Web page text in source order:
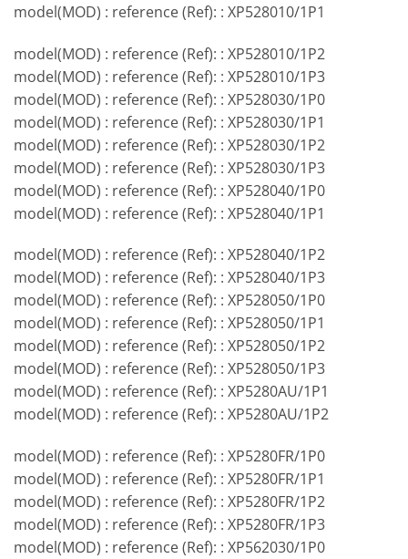
model(MOD) : reference (Ref): : XP528010/1P1
model(MOD) : reference (Ref): : XP528010/1P2
model(MOD) : reference (Ref): : XP528010/1P3
model(MOD) : reference (Ref): : XP528030/1P0
model(MOD) : reference (Ref): : XP528030/1P1
model(MOD) : reference (Ref): : XP528030/1P2
model(MOD) : reference (Ref): : XP528030/1P3
model(MOD) : reference (Ref): : XP528040/1P0
model(MOD) : reference (Ref): : XP528040/1P1
model(MOD) : reference (Ref): : XP528040/1P2
model(MOD) : reference (Ref): : XP528040/1P3
model(MOD) : reference (Ref): : XP528050/1P0
model(MOD) : reference (Ref): : XP528050/1P1
model(MOD) : reference (Ref): : XP528050/1P2
model(MOD) : reference (Ref): : XP528050/1P3
model(MOD) : reference (Ref): : XP5280AU/1P1
model(MOD) : reference (Ref): : XP5280AU/1P2
model(MOD) : reference (Ref): : XP5280FR/1P0
model(MOD) : reference (Ref): : XP5280FR/1P1
model(MOD) : reference (Ref): : XP5280FR/1P2
model(MOD) : reference (Ref): : XP5280FR/1P3
model(MOD) : reference (Ref): : XP562030/1P0